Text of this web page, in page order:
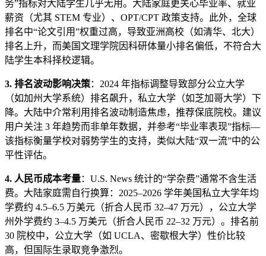
务”指标对大陆学生几乎无用。大陆家庭更关心毕业率、就业
薪资（尤其 STEM 专业）、OPT/CPT 政策支持。此外，全球
排名中“论文引用”权重过高，导致亚洲高校（如清华、北大）
排名上升，而美国文理学院因科研体量小排名偏低，不符合大
陆学生本科择校逻辑。
3. 排名波动影响决策：2024 年指标调整导致部分公立大学
（如加州大学系统）排名飙升，私立大学（如芝加哥大学）下
降。大陆中介常利用排名波动制造焦虑，推荐保底院校。建议
用户关注 3 年趋势而非单年数据，并参考“毕业率表现”指标—
该指标衡量学校对弱势学生的支持，类似大陆“双一流”中的公
平性评估。
4. 人民币成本考量：U.S. News 统计的“学杂费”通常不含生活
费。大陆家庭需自行换算：2025–2026 学年美国私立大学年均
学费约 4.5–6.5 万美元（折合人民币 32–47 万元），公立大学
州外学费约 3–4.5 万美元（折合人民币 22–32 万元）。排名前
30 院校中，公立大学（如 UCLA、密歇根大学）性价比较
高，但国际生录取竞争激烈。